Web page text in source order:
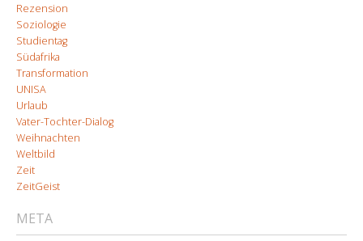
Rezension
Soziologie
Studientag
Südafrika
Transformation
UNISA
Urlaub
Vater-Tochter-Dialog
Weihnachten
Weltbild
Zeit
ZeitGeist
META